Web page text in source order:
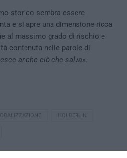
storico sembra essere
e si apre una dimensione ricca
al massimo grado di rischio e
contenuta nelle parole di
anche ciò che salva».
HOLDERLIN